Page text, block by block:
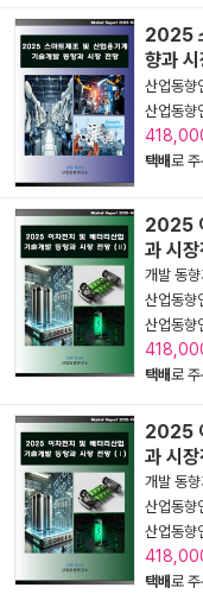
2025
향과
산업동향
산업동향
택배로
2025
과 시
개발 동
산업동향
산업동향
택배로
2025
과 시
개발 동
산업동향
산업동향
택배로